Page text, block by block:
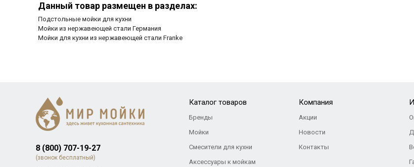
Данный товар размещен в разделах:
Подстольные мойки для кухни
Мойки из нержавеющей стали Германия
Мойки для кухни из нержавеющей стали Franke
8 (800) 707-19-27
(звонок бесплатный)
Каталог товаров
Бренды
Мойки
Смесители для кухни
Аксессуары к мойкам
Компания
Акции
Новости
Контакты